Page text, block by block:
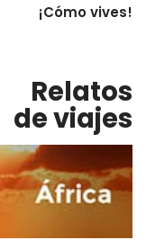
¡Cómo vives!
Relatos
de viajes